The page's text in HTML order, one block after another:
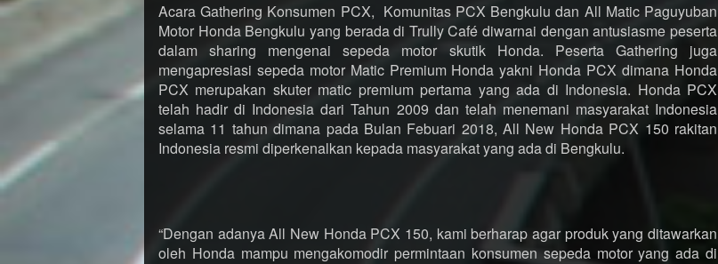
Acara Gathering Konsumen PCX, Komunitas PCX Bengkulu dan All Matic Paguyuban
Motor Honda Bengkulu yang berada di Trully Café diwarnai dengan antusiasme peserta
dalam sharing mengenai sepeda motor skutik Honda. Peserta Gathering juga
mengapresiasi sepeda motor Matic Premium Honda yakni Honda PCX dimana Honda
PCX merupakan skuter matic premium pertama yang ada di Indonesia. Honda PCX
telah hadir di Indonesia dari Tahun 2009 dan telah menemani masyarakat Indonesia
selama 11 tahun dimana pada Bulan Febuari 2018, All New Honda PCX 150 rakitan
Indonesia resmi diperkenalkan kepada masyarakat yang ada di Bengkulu.
“Dengan adanya All New Honda PCX 150, kami berharap agar produk yang ditawarkan
oleh Honda mampu mengakomodir permintaan konsumen sepeda motor yang ada di